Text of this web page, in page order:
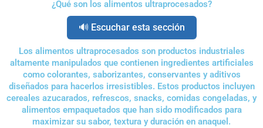
¿Qué son los alimentos ultraprocesados?
🔊 Escuchar esta sección
Los alimentos ultraprocesados son productos industriales
altamente manipulados que contienen ingredientes artificiales
como colorantes, saborizantes, conservantes y aditivos
diseñados para hacerlos irresistibles. Estos productos incluyen
cereales azucarados, refrescos, snacks, comidas congeladas, y
alimentos empaquetados que han sido modificados para
maximizar su sabor, textura y duración en anaquel.